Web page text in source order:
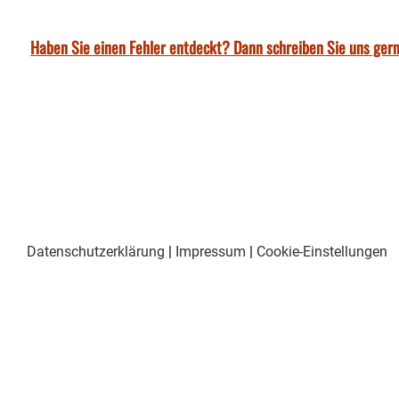
Haben Sie einen Fehler entdeckt? Dann schreiben Sie uns
Datenschutzerklärung | Impressum | Cookie-Einstellungen